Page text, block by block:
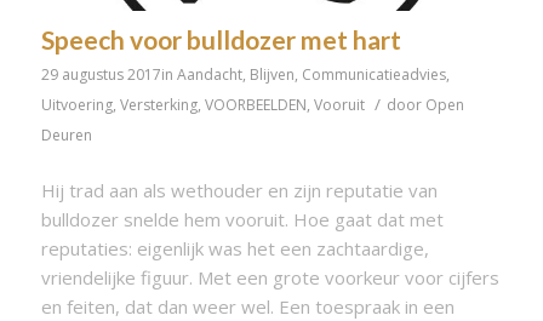
Speech voor bulldozer met hart
29 augustus 2017in Aandacht, Blijven, Communicatieadvies,
Uitvoering, Versterking, VOORBEELDEN, Vooruit / door Open
Deuren
Hij trad aan als wethouder en zijn reputatie van
bulldozer snelde hem vooruit. Hoe gaat dat met
reputaties: eigenlijk was het een zachtaardige,
vriendelijke figuur. Met een grote voorkeur voor cijfers
en feiten, dat dan weer wel. Een toespraak in een